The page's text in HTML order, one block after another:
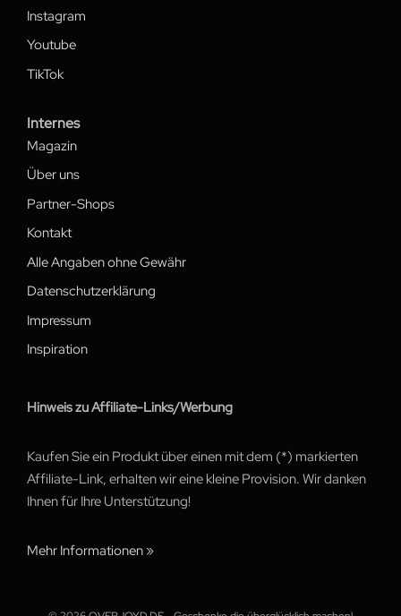
Instagram
Youtube
TikTok
Internes
Magazin
Über uns
Partner-Shops
Kontakt
Alle Angaben ohne Gewähr
Datenschutzerklärung
Impressum
Inspiration
Hinweis zu Affiliate-Links/Werbung
Kaufen Sie ein Produkt über einen mit dem (*) markierten
Affiliate-Link, erhalten wir eine kleine Provision. Wir danken
Ihnen für Ihre Unterstützung!
Mehr Informationen »